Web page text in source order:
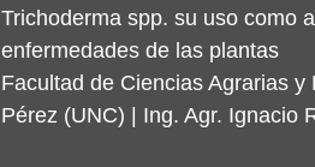
Trichoderma spp. su uso como
enfermedades de las plantas
Facultad de Ciencias Agrarias
Pérez (UNC) | Ing. Agr. Ignacio